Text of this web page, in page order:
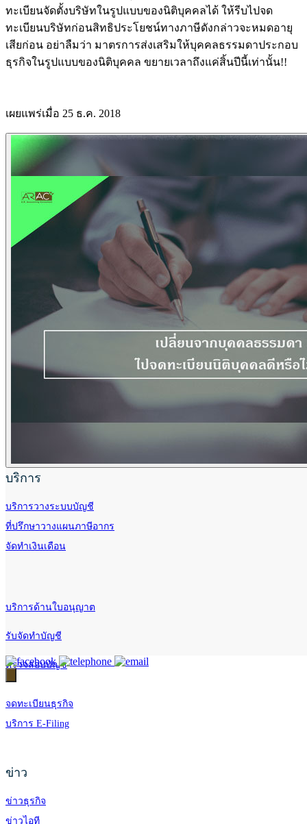
ทะเบียนจัดตั้งบริษัทในรูปแบบของนิติบุคคลได้ ให้รีบไปจด
ทะเบียนบริษัทก่อนสิทธิประโยชน์ทางภาษีดังกล่าวจะหมดอายุ
เสียก่อน อย่าลืมว่า มาตรการส่งเสริมให้บุคคลธรรมดาประกอบ
ธุรกิจในรูปแบบของนิติบุคคล ขยายเวลาถึงแค่สิ้นปีนี้เท่านั้น!!
เผยแพร่เมื่อ 25 ธ.ค. 2018
บริการ
บริการวางระบบบัญชี
ที่ปรึกษาวางแผนภาษีอากร
จัดทำเงินเดือน
บริการด้านใบอนุญาต
รับจัดทำบัญชี
ตรวจสอบบัญชี
จดทะเบียนธุรกิจ
บริการ E-Filing
ข่าว
ข่าวธุรกิจ
ข่าวไอที